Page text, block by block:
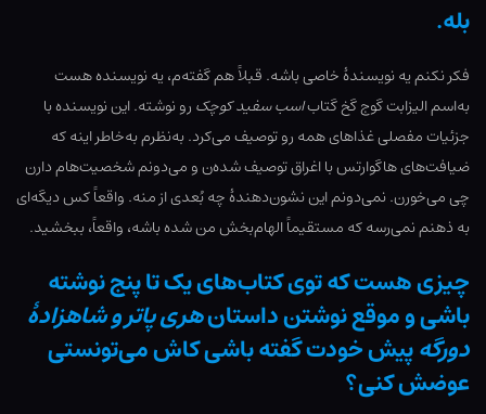
بله.
فکر نکنم یه نویسندۀ خاصی باشه. قبلاً هم گفته‌م، یه نویسنده هست
به‌اسم الیزابت گوج گخ گتاباسب سفید کوچک رو نوشته. این نویسنده با
جزئیات مفصلی غذاهای همه رو توصیف می‌کرد. به‌نظرم به‌خاطر اینه که
ضیافت‌های هاگوارتس با اغراق توصیف شده‌ن و می‌دونم شخصیت‌هام دارن
چی می‌خورن. نمی‌دونم این نشون‌دهندۀ چه بُعدی از منه. واقعاً کس دیگه‌ای
به ذهنم نمی‌رسه که مستقیماً الهام‌بخش من شده باشه، واقعاً، ببخشید.
چیزی هست که توی کتاب‌های یک تا پنج نوشته
باشی و موقع نوشتن داستانهری پاتر و شاهزادۀ
دورگهپیش خودت گفته باشی کاش می‌تونستی
عوضش کنی؟